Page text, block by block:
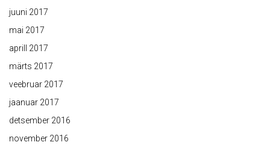
juuni 2017
mai 2017
aprill 2017
märts 2017
veebruar 2017
jaanuar 2017
detsember 2016
november 2016